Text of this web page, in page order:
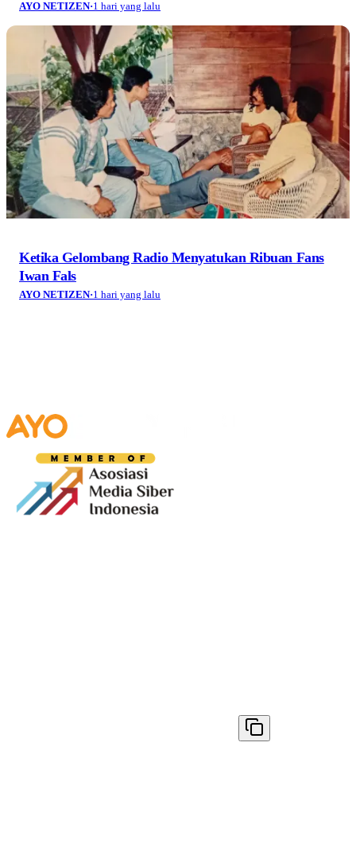
AYO NETIZEN·1 hari yang lalu
Ketika Gelombang Radio Menyatukan Ribuan Fans
Iwan Fals
AYO NETIZEN·1 hari yang lalu